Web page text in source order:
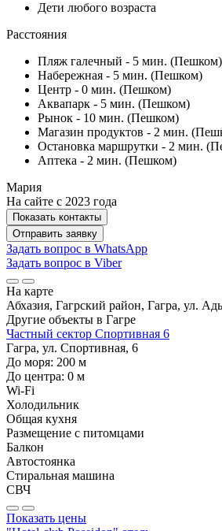
Дети любого возраста
Расстояния
Пляж галечный - 5 мин. (Пешком)
Набережная - 5 мин. (Пешком)
Центр - 0 мин. (Пешком)
Аквапарк - 5 мин. (Пешком)
Рынок - 10 мин. (Пешком)
Магазин продуктов - 2 мин.
Остановка маршрутки - 2 мин.
Аптека - 2 мин. (Пешком)
Мария
На сайте с 2023 года
Показать контакты
Отправить заявку
Задать вопрос в WhatsApp
Задать вопрос в Viber
На карте
Абхазия, Гагрский район, Гагра, ул.
Другие объекты в Гагре
Частный сектор Спортивная 6
Гагра, ул. Спортивная, 6
До моря: 200 м
До центра: 0 м
Wi-Fi
Холодильник
Общая кухня
Размещение с питомцами
Балкон
Автостоянка
Стиральная машина
СВЧ
Показать цены